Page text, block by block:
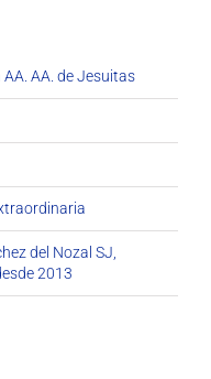
AA. de Jesuitas
del Nozal SJ,
2013